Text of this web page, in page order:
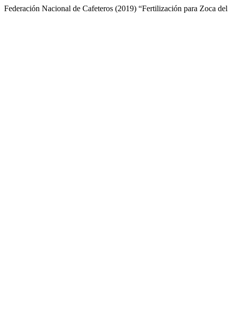
Federación Nacional de Cafeteros (2019) “Fertilización para Zoca